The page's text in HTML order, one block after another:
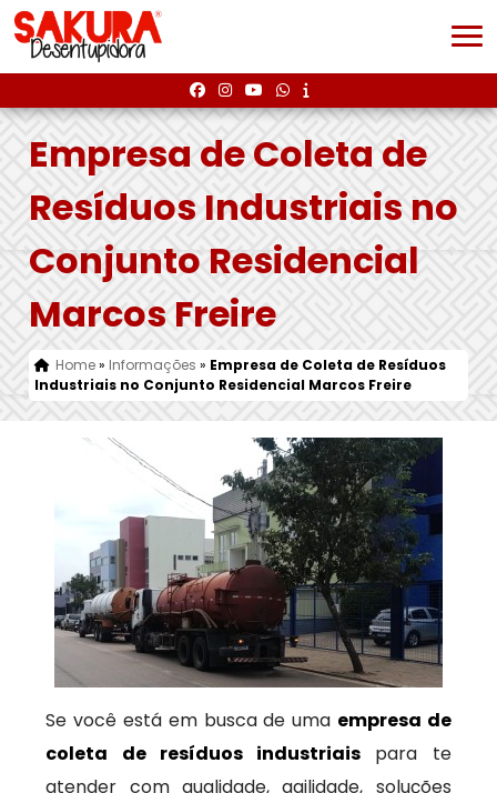
Empresa de Coleta de
Resíduos Industriais no
Conjunto Residencial
Marcos Freire
Home» Informações » Empresa de Coleta de Resíduos
Industriais no Conjunto Residencial Marcos Freire
Se você está em busca de uma empresa de
coleta de resíduos industriais para te
atender com qualidade, agilidade, soluções